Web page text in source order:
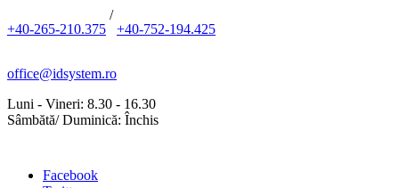
+40-265-210.375
/
+40-752-194.425
office@idsystem.ro
Luni - Vineri: 8.30 - 16.30
Sâmbătă/ Duminică: Închis
Facebook